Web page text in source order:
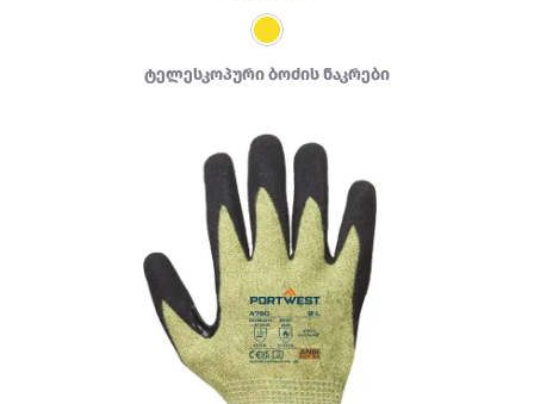
ტელესკოპური ბოძის ნაკრები